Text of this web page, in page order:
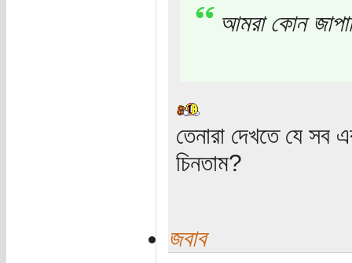
আমরা কোন
তেনারা দেখতে যে
চিনতাম?
জবাব